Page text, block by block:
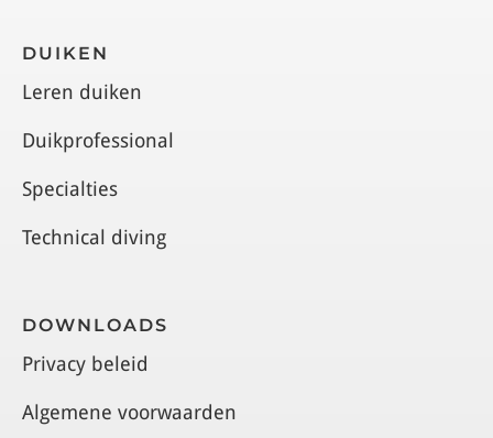
DUIKEN
Leren duiken
Duikprofessional
Specialties
Technical diving
DOWNLOADS
Privacy beleid
Algemene voorwaarden